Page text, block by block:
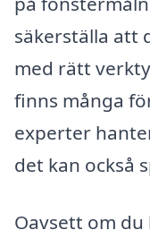
säkerställa att
med rätt
finns många
experter
det kan också
Oavsett om